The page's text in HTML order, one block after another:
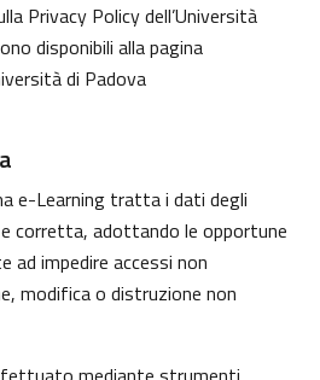
Privacy Policy dell’Università
disponibili alla pagina
di Padova
e-Learning tratta i dati degli
corretta, adottando le opportune
ad impedire accessi non
modifica o distruzione non